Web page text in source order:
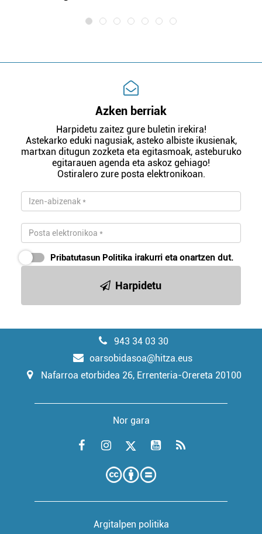
Azken berriak
Harpidetu zaitez gure buletin irekira!
Astekarko eduki nagusiak, asteko albiste ikusienak,
martxan ditugun zozketa eta egitasmoak, asteburuko
egitarauen agenda eta askoz gehiago!
Ostiralero zure posta elektronikoan.
Pribatutasun Politika irakurri eta onartzen dut.
Harpidetu
943 34 03 30
oarsobidasoa@hitza.eus
Nafarroa etorbidea 26, Errenteria-Orereta 20100
Nor gara
Argitalpen politika